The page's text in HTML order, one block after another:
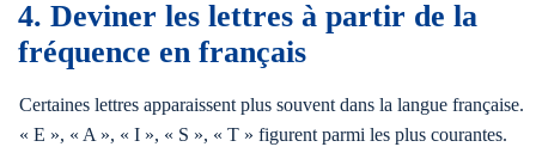
4. Deviner les lettres à partir de la
fréquence en français
Certaines lettres apparaissent plus souvent dans la langue française.
« E », « A », « I », « S », « T » figurent parmi les plus courantes.